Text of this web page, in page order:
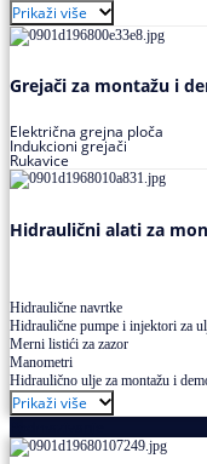
Prikaži više
Grejači za montažu i
Električna grejna ploča
Indukcioni grejači
Rukavice
Hidraulični alati za
Hidraulične navrtke
Hidraulične pumpe i injektori za
Merni listići za zazor
Manometri
Hidraulično ulje za montažu i
Prikaži više